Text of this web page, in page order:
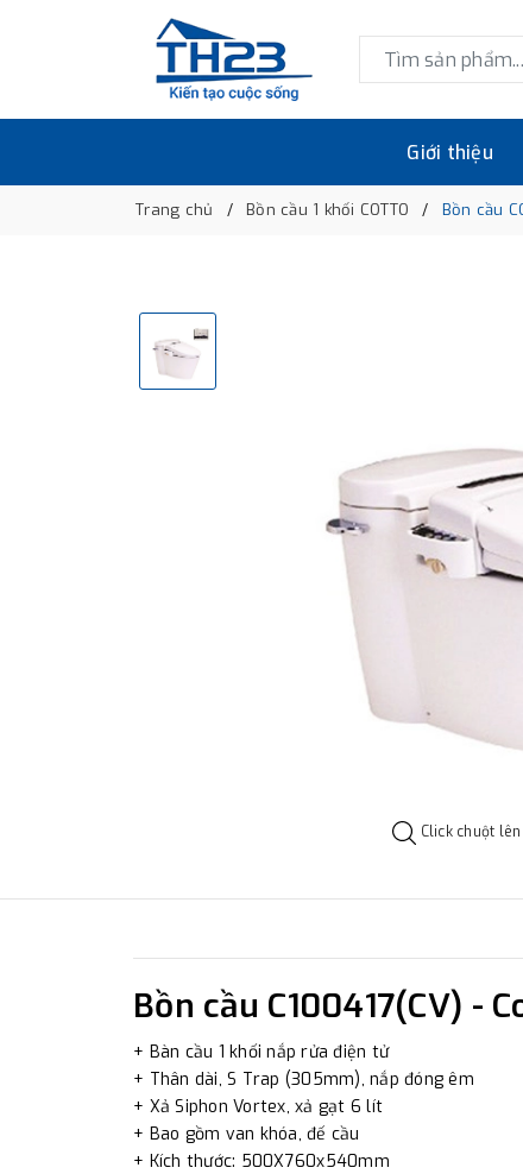
Giới thiệu
Trang chủ Bồn cầu 1 khối COTTO Bồn cầu
Click chuột
Bồn cầu C100417(CV) -
+ Bàn cầu 1 khối nắp rửa điện tử
+ Thân dài, S Trap (305mm), nắp đóng êm
+ Xả Siphon Vortex, xả gạt 6 lít
+ Bao gồm van khóa, đế cầu
+ Kích thước: 500X760x540mm